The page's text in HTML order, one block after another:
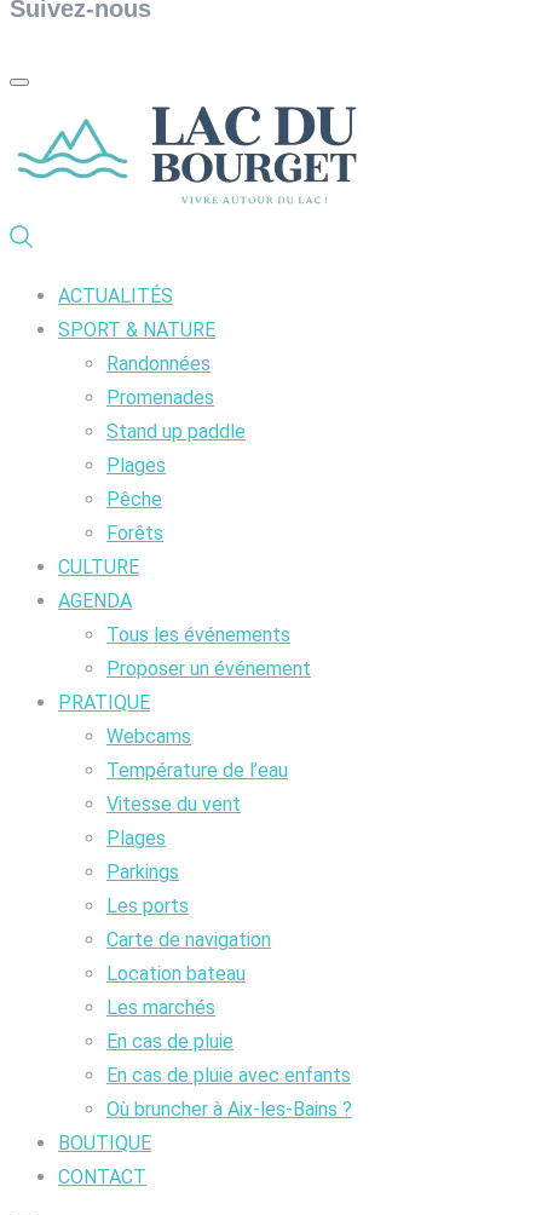
Suivez-nous
ACTUALITÉS
SPORT & NATURE
Randonnées
Promenades
Stand up paddle
Plages
Pêche
Forêts
CULTURE
AGENDA
Tous les événements
Proposer un événement
PRATIQUE
Webcams
Température de l’eau
Vitesse du vent
Plages
Parkings
Les ports
Carte de navigation
Location bateau
Les marchés
En cas de pluie
En cas de pluie avec enfants
Où bruncher à Aix-les-Bains ?
BOUTIQUE
CONTACT